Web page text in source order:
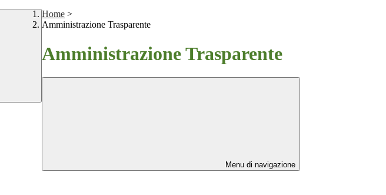
Home >
Amministrazione Trasparente
Amministrazione Trasparente
Menu di navigazione